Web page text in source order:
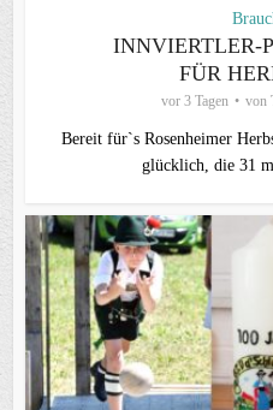
INNVIERTLER-
FÜR
vor 3 Tagen von
Bereit für`s Rosenheimer
glücklich, die 31